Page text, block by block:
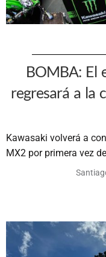
BOMBA: El
regresará a la
Kawasaki volverá a
MX2 por primera vez